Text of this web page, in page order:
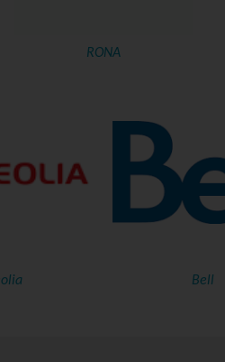
RONA
Bell